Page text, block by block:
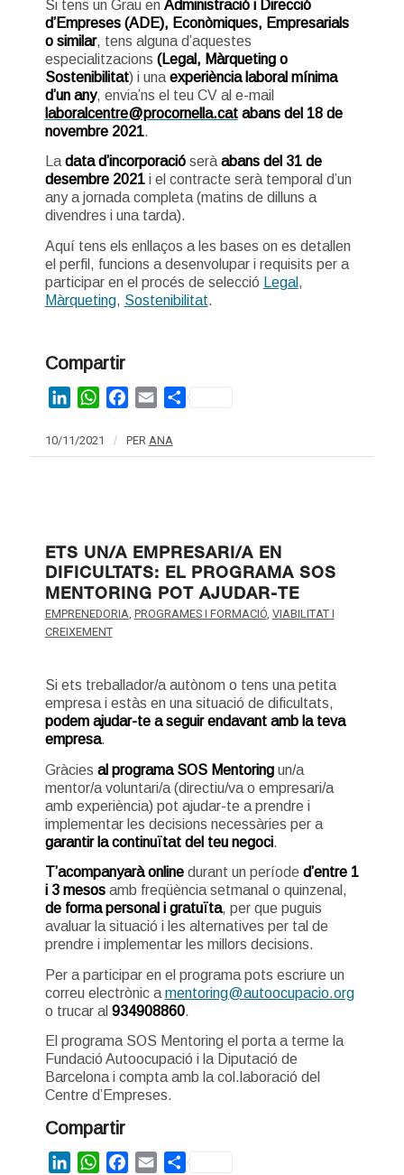
Si tens un Grau en Administració i Direcció
d’Empreses (ADE), Econòmiques, Empresarials
o similar, tens alguna d’aquestes
especialitzacions (Legal, Màrqueting o
Sostenibilitat) i una experiència laboral mínima
d’un any, envia’ns el teu CV al e-mail
laboralcentre@procornella.cat abans del 18 de
novembre 2021.
La data d’incorporació seràabans del 31 de
desembre 2021i el contracte serà temporal d’un
any a jornada completa (matins de dilluns a
divendres i una tarda).
Aquí tens els enllaços a les bases on es detallen
el perfil, funcions a desenvolupar i requisits per a
participar en el procés de selecció
Legal ,
Màrqueting, Sostenibilitat.
Compartir
LinkedInWhatsAppFacebook
EmailShare
10/11/2021 / PER ANA
ETS UN/A EMPRESARI/A EN
DIFICULTATS: EL PROGRAMA SOS
MENTORING POT AJUDAR-TE
EMPRENEDORIA, PROGRAMES I FORMACIÓ, VIABILITAT I
CREIXEMENT
Si ets treballador/a autònom o tens una petita
empresa i estàs en una situació de dificultats,
podem ajudar-te a seguir endavant amb la teva
empresa.
Gràcies al programa SOS Mentoringun/a
mentor/a voluntari/a (directiu/va o empresari/a
amb experiència) pot ajudar-te a prendre i
implementar les decisions necessàries per a
garantir la continuïtat del teu negoci.
T’acompanyarà onlinedurant un període d’entre 1
i 3 mesosamb freqüència setmanal o quinzenal,
de forma personal i gratuïta, per que puguis
avaluar la situació i les alternatives per tal de
prendre i implementar les millors decisions.
Per a participar en el programa pots escriure un
correu electrònic a mentoring@autoocupacio.org
o trucar al 934908860.
El programa SOS Mentoring el porta a terme la
Fundació Autoocupació i la Diputació de
Barcelona i compta amb la col.laboració del
Centre d’Empreses.
Compartir
LinkedInWhatsAppFacebook
EmailShare